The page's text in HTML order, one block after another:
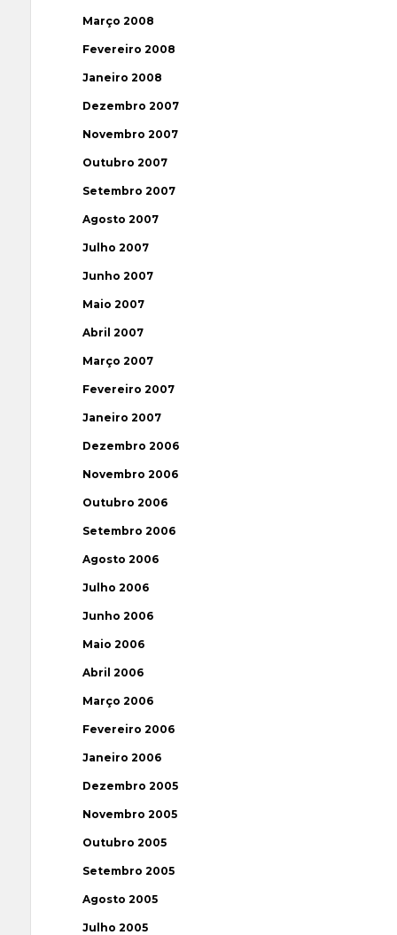
Março 2008
Fevereiro 2008
Janeiro 2008
Dezembro 2007
Novembro 2007
Outubro 2007
Setembro 2007
Agosto 2007
Julho 2007
Junho 2007
Maio 2007
Abril 2007
Março 2007
Fevereiro 2007
Janeiro 2007
Dezembro 2006
Novembro 2006
Outubro 2006
Setembro 2006
Agosto 2006
Julho 2006
Junho 2006
Maio 2006
Abril 2006
Março 2006
Fevereiro 2006
Janeiro 2006
Dezembro 2005
Novembro 2005
Outubro 2005
Setembro 2005
Agosto 2005
Julho 2005